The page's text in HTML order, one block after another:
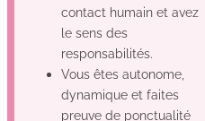
contact humain et avez
le sens des
responsabilités.
Vous êtes autonome,
dynamique et faites
preuve de ponctualité